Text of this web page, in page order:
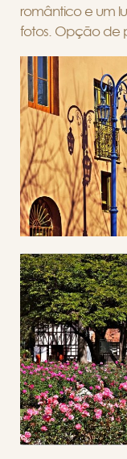
romântico e um
fotos. Opção de